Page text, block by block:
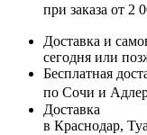
при заказа от 2
Доставка и
сегодня или
Бесплатная
по Сочи и
Доставка
в Краснодар,